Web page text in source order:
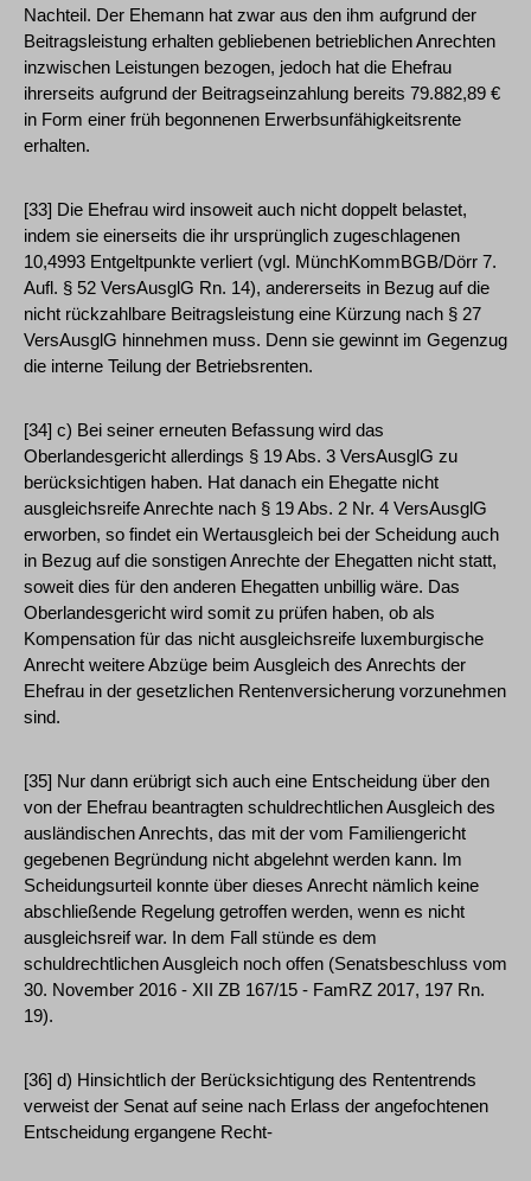
Nachteil. Der Ehemann hat zwar aus den ihm aufgrund der
Beitragsleistung erhalten gebliebenen betrieblichen Anrechten
inzwischen Leistungen bezogen, jedoch hat die Ehefrau
ihrerseits aufgrund der Beitragseinzahlung bereits 79.882,89 €
in Form einer früh begonnenen Erwerbsunfähigkeitsrente
erhalten.
[33] Die Ehefrau wird insoweit auch nicht doppelt belastet,
indem sie einerseits die ihr ursprünglich zugeschlagenen
10,4993 Entgeltpunkte verliert (vgl. MünchKommBGB/Dörr 7.
Aufl. § 52 VersAusglG Rn. 14), andererseits in Bezug auf die
nicht rückzahlbare Beitragsleistung eine Kürzung nach § 27
VersAusglG hinnehmen muss. Denn sie gewinnt im Gegenzug
die interne Teilung der Betriebsrenten.
[34] c) Bei seiner erneuten Befassung wird das
Oberlandesgericht allerdings § 19 Abs. 3 VersAusglG zu
berücksichtigen haben. Hat danach ein Ehegatte nicht
ausgleichsreife Anrechte nach § 19 Abs. 2 Nr. 4 VersAusglG
erworben, so findet ein Wertausgleich bei der Scheidung auch
in Bezug auf die sonstigen Anrechte der Ehegatten nicht statt,
soweit dies für den anderen Ehegatten unbillig wäre. Das
Oberlandesgericht wird somit zu prüfen haben, ob als
Kompensation für das nicht ausgleichsreife luxemburgische
Anrecht weitere Abzüge beim Ausgleich des Anrechts der
Ehefrau in der gesetzlichen Rentenversicherung vorzunehmen
sind.
[35] Nur dann erübrigt sich auch eine Entscheidung über den
von der Ehefrau beantragten schuldrechtlichen Ausgleich des
ausländischen Anrechts, das mit der vom Familiengericht
gegebenen Begründung nicht abgelehnt werden kann. Im
Scheidungsurteil konnte über dieses Anrecht nämlich keine
abschließende Regelung getroffen werden, wenn es nicht
ausgleichsreif war. In dem Fall stünde es dem
schuldrechtlichen Ausgleich noch offen (Senatsbeschluss vom
30. November 2016 - XII ZB 167/15 - FamRZ 2017, 197 Rn.
19).
[36] d) Hinsichtlich der Berücksichtigung des Rententrends
verweist der Senat auf seine nach Erlass der angefochtenen
Entscheidung ergangene Recht-